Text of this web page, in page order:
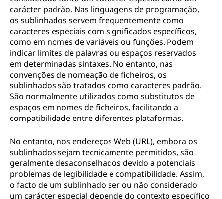
carácter padrão. Nas linguagens de programação,
os sublinhados servem frequentemente como
caracteres especiais com significados específicos,
como em nomes de variáveis ou funções. Podem
indicar limites de palavras ou espaços reservados
em determinadas sintaxes. No entanto, nas
convenções de nomeação de ficheiros, os
sublinhados são tratados como caracteres padrão.
São normalmente utilizados como substitutos de
espaços em nomes de ficheiros, facilitando a
compatibilidade entre diferentes plataformas.
No entanto, nos endereços Web (URL), embora os
sublinhados sejam tecnicamente permitidos, são
geralmente desaconselhados devido a potenciais
problemas de legibilidade e compatibilidade. Assim,
o facto de um sublinhado ser ou não considerado
um carácter especial depende do contexto específico